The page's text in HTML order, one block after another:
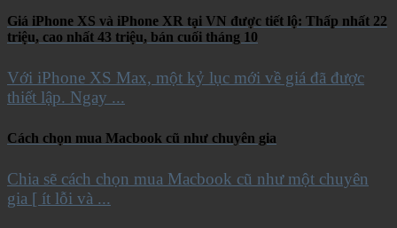
Giá iPhone XS và iPhone XR tại VN được tiết lộ: Thấp nhất 22
triệu, cao nhất 43 triệu, bán cuối tháng 10
Với iPhone XS Max, một kỷ lục mới về giá đã được
thiết lập. Ngay ...
Cách chọn mua Macbook cũ như chuyên gia
Chia sẽ cách chọn mua Macbook cũ như một chuyên
gia [ ít lỗi và ...